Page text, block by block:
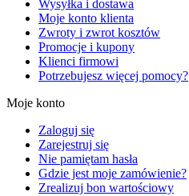
Wysyłka i dostawa
Moje konto klienta
Zwroty i zwrot kosztów
Promocje i kupony
Klienci firmowi
Potrzebujesz więcej pomocy?
Moje konto
Zaloguj się
Zarejestruj się
Nie pamiętam hasła
Gdzie jest moje zamówienie?
Zrealizuj bon wartościowy